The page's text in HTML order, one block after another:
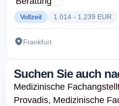
Vollzeit 1.014 - 1.239 EUR
Frankfurt
Suchen Sie auch
Medizinische
Provadis, Medizinische